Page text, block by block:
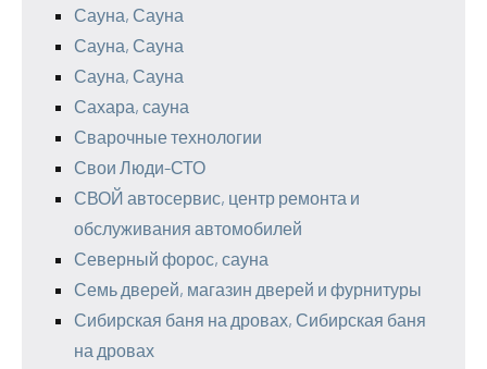
Сауна, Сауна
Сауна, Сауна
Сауна, Сауна
Сахара, сауна
Сварочные технологии
Свои Люди-СТО
СВОЙ автосервис, центр ремонта и
обслуживания автомобилей
Северный форос, сауна
Семь дверей, магазин дверей и фурнитуры
Сибирская баня на дровах, Сибирская баня
на дровах